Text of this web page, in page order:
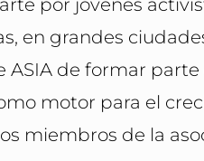
en grandes
ASIA de formar
motor para el
miembros de la